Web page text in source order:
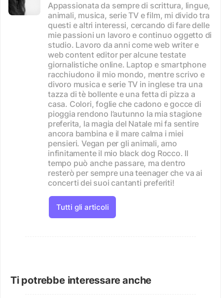
Appassionata da sempre di scrittura, lingue,
animali, musica, serie TV e film, mi divido tra
questi e altri interessi, cercando di fare delle
mie passioni un lavoro e continuo oggetto di
studio. Lavoro da anni come web writer e
web content editor per alcune testate
giornalistiche online. Laptop e smartphone
racchiudono il mio mondo, mentre scrivo e
divoro musica e serie TV in inglese tra una
tazza di tè bollente e una fetta di pizza a
casa. Colori, foglie che cadono e gocce di
pioggia rendono l’autunno la mia stagione
preferita, la magia del Natale mi fa sentire
ancora bambina e il mare calma i miei
pensieri. Vegan per gli animali, amo
infinitamente il mio black dog Rocco. Il
tempo può anche passare, ma dentro
resterò per sempre una teenager che va ai
concerti dei suoi cantanti preferiti!
Tutti gli articoli
Ti potrebbe interessare anche